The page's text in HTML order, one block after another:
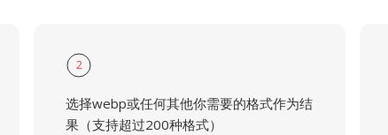
2
选择webp或任何其他你需要的格式作为结
果（支持超过200种格式）